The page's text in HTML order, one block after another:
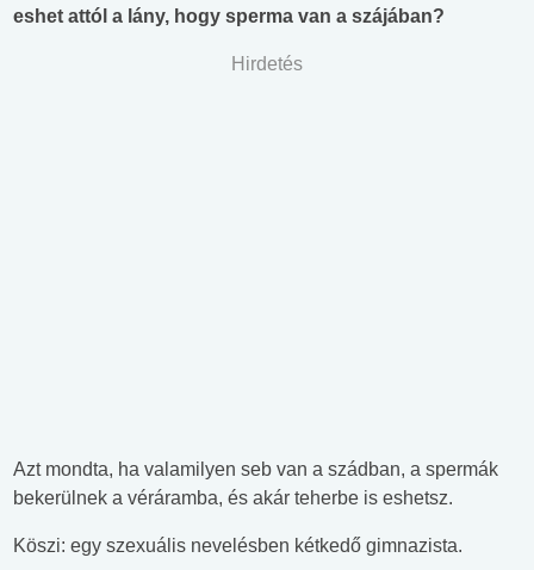
eshet attól a lány, hogy sperma van a szájában?
Hirdetés
Azt mondta, ha valamilyen seb van a szádban, a spermák
bekerülnek a véráramba, és akár teherbe is eshetsz.
Köszi: egy szexuális nevelésben kétkedő gimnazista.